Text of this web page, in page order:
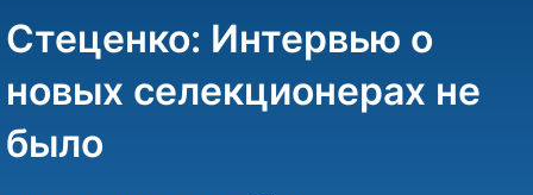
Стеценко: Интервью о
новых селекционерах не
было